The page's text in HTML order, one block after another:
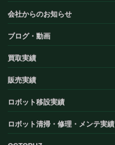
会社からのお知らせ
ブログ・動画
買取実績
販売実績
ロボット移設実績
ロボット清掃・修理・メンテ実績